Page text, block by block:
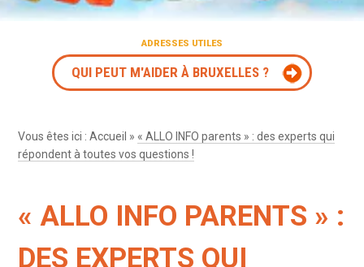
ADRESSES UTILES
QUI PEUT M'AIDER À BRUXELLES ?
Vous êtes ici :Accueil » « ALLO INFO parents » : des experts qui
répondent à toutes vos questions !
« ALLO INFO PARENTS » :
DES EXPERTS QUI